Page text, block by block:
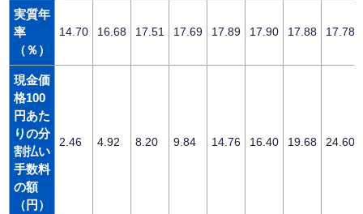
実質年
率
（％）
14.70 16.68 17.51 17.69 17.89 17.90 17.88 17.78
現金価
格100
円あた
りの分
割払い
手数料
の額
（円）
2.46 4.92 8.20 9.84 14.76 16.40 19.68 24.60